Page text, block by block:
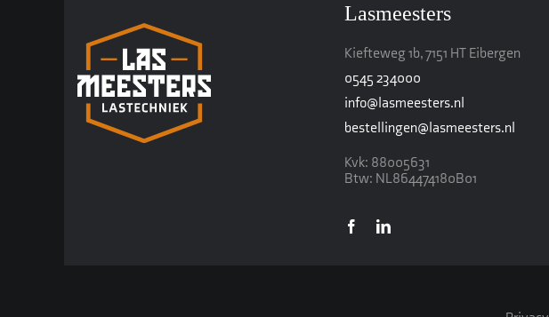
Lasmeesters
Kiefteweg 1b, 7151 HT Eibergen
0545 234000
info@lasmeesters.nl
bestellingen@lasmeesters.nl
Kvk: 88005631
Btw: NL864474180B01